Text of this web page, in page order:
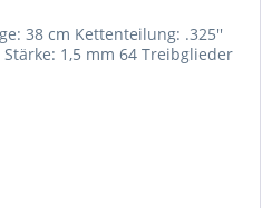
38 cm Kettenteilung: .325''
1,5 mm 64 Treibglieder